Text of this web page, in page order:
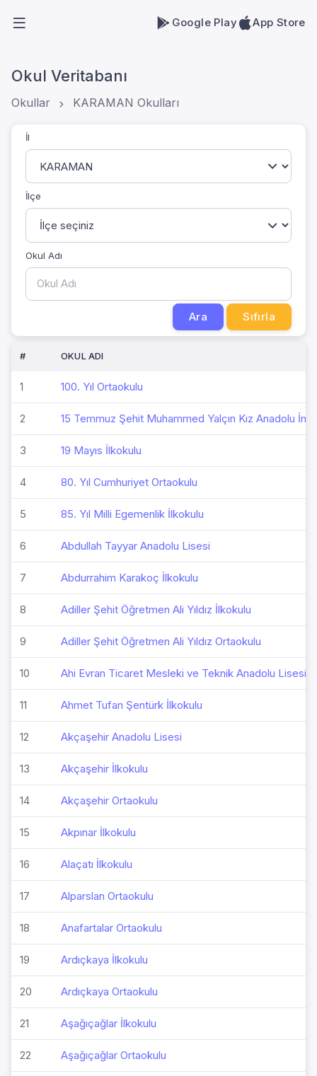
Google Play App Store
Okul Veritabanı
Okullar KARAMAN Okulları
İl
İlçe
Okul Adı
Ara Sıfırla
# OKUL ADI
1 100. Yıl Ortaokulu
2 15 Temmuz Şehit Muhammed Yalçın Kız Anadolu
3 19 Mayıs İlkokulu
4 80. Yıl Cumhuriyet Ortaokulu
5 85. Yıl Milli Egemenlik İlkokulu
6 Abdullah Tayyar Anadolu Lisesi
7 Abdurrahim Karakoç İlkokulu
8 Adiller Şehit Öğretmen Ali Yıldız İlkokulu
9 Adiller Şehit Öğretmen Ali Yıldız Ortaokulu
10 Ahi Evran Ticaret Mesleki ve Teknik Anadolu Lisesi
11 Ahmet Tufan Şentürk İlkokulu
12 Akçaşehir Anadolu Lisesi
13 Akçaşehir İlkokulu
14 Akçaşehir Ortaokulu
15 Akpınar İlkokulu
16 Alaçatı İlkokulu
17 Alparslan Ortaokulu
18 Anafartalar Ortaokulu
19 Ardıçkaya İlkokulu
20 Ardıçkaya Ortaokulu
21 Aşağıçağlar İlkokulu
22 Aşağıçağlar Ortaokulu